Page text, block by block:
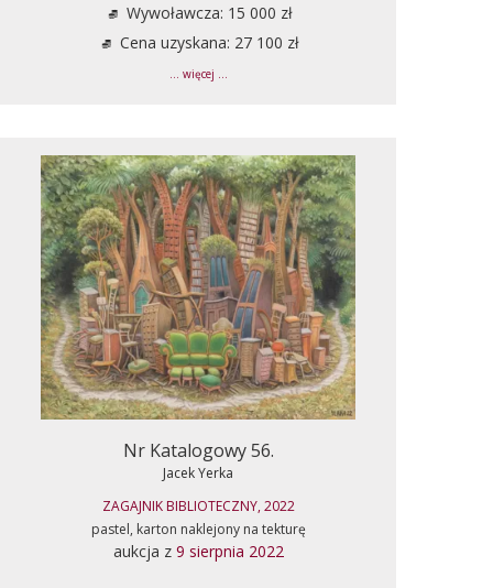
Wywoławcza: 15 000 zł
Cena uzyskana: 27 100 zł
... więcej ...
Nr Katalogowy 56.
Jacek Yerka
ZAGAJNIK BIBLIOTECZNY, 2022
pastel, karton naklejony na tekturę
aukcja z 9 sierpnia 2022